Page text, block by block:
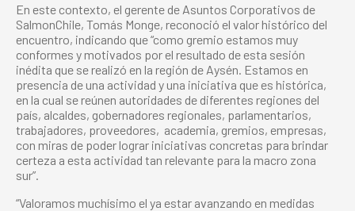
En este contexto, el gerente de Asuntos Corporativos de
SalmonChile, Tomás Monge, reconoció el valor histórico del
encuentro, indicando que “como gremio estamos muy
conformes y motivados por el resultado de esta sesión
inédita que se realizó en la región de Aysén. Estamos en
presencia de una actividad y una iniciativa que es histórica,
en la cual se reúnen autoridades de diferentes regiones del
país, alcaldes, gobernadores regionales, parlamentarios,
trabajadores, proveedores, academia, gremios, empresas,
con miras de poder lograr iniciativas concretas para brindar
certeza a esta actividad tan relevante para la macro zona
sur”.
“Valoramos muchísimo el ya estar avanzando en medidas